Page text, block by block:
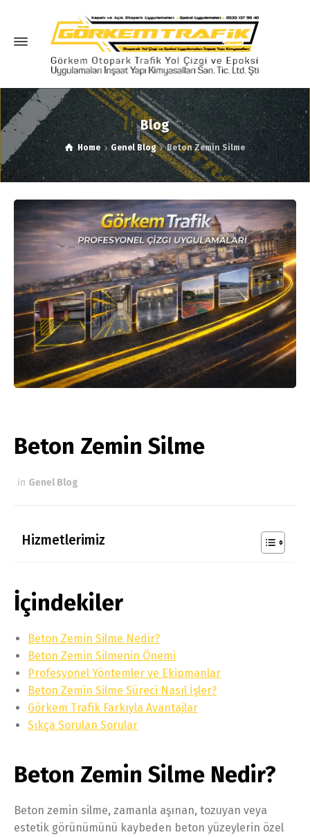
Blog
Home Genel Blog Beton Zemin Silme
Beton Zemin Silme
in Genel Blog
Hizmetlerimiz
İçindekiler
Beton Zemin Silme Nedir?
Beton Zemin Silmenin Önemi
Profesyonel Yöntemler ve Ekipmanlar
Beton Zemin Silme Süreci Nasıl İşler?
Görkem Trafik Farkıyla Avantajlar
Sıkça Sorulan Sorular
Beton Zemin Silme Nedir?
Beton zemin silme, zamanla aşınan, tozuyan veya
estetik görünümünü kaybeden beton yüzeylerin özel